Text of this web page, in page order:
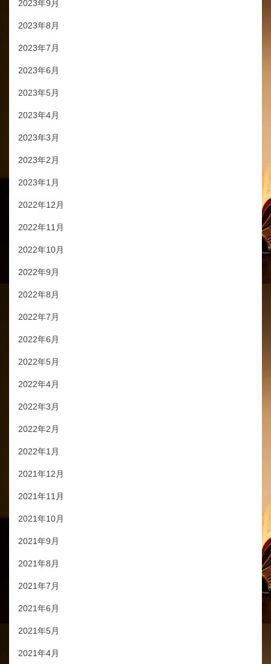
2023年9月
2023年8月
2023年7月
2023年6月
2023年5月
2023年4月
2023年3月
2023年2月
2023年1月
2022年12月
2022年11月
2022年10月
2022年9月
2022年8月
2022年7月
2022年6月
2022年5月
2022年4月
2022年3月
2022年2月
2022年1月
2021年12月
2021年11月
2021年10月
2021年9月
2021年8月
2021年7月
2021年6月
2021年5月
2021年4月